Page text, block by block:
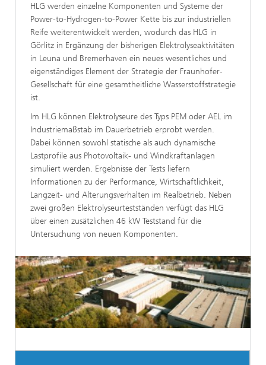
HLG werden einzelne Komponenten und Systeme der
Power-to-Hydrogen-to-Power Kette bis zur industriellen
Reife weiterentwickelt werden, wodurch das HLG in
Görlitz in Ergänzung der bisherigen Elektrolyseaktivitäten
in Leuna und Bremerhaven ein neues wesentliches und
eigenständiges Element der Strategie der Fraunhofer-
Gesellschaft für eine gesamtheitliche Wasserstoffstrategie
ist.
Im HLG können Elektrolyseure des Typs PEM oder AEL im
Industriemaßstab im Dauerbetrieb erprobt werden.
Dabei können sowohl statische als auch dynamische
Lastprofile aus Photovoltaik- und Windkraftanlagen
simuliert werden. Ergebnisse der Tests liefern
Informationen zu der Performance, Wirtschaftlichkeit,
Langzeit- und Alterungsverhalten im Realbetrieb. Neben
zwei großen Elektrolyseurtestständen verfügt das HLG
über einen zusätzlichen 46 kW Teststand für die
Untersuchung von neuen Komponenten.